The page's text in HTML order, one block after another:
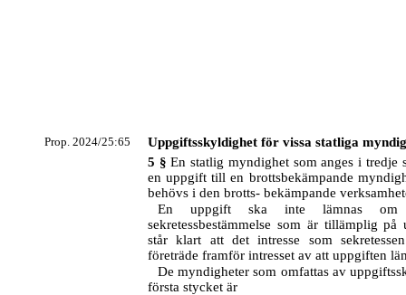
Prop. 2024/25:65
Uppgiftsskyldighet för vissa statliga
5 §En statlig myndighet som anges i tredje
en uppgift till en brottsbekämpande
behövs i den brotts- bekämpande
En uppgift ska inte lämnas
sekretessbestämmelse som är tillämplig
står klart att det intresse som
företräde framför intresset av att uppgiften
De myndigheter som omfattas av
första stycket är